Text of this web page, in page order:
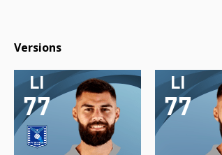
Versions
77
LI
77
LI